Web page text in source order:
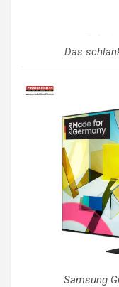
Das
Samsung